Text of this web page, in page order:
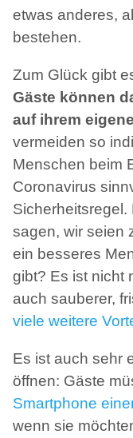
etwas anderes,
bestehen.
Zum Glück gibt
Gäste können
auf ihrem
vermeiden so
Menschen beim
Coronavirus
sagen, wir seien
ein besseres
gibt? Es ist nicht
auch sauberer,
viele weitere
Es ist auch sehr
öffnen: Gäste
Smartphone
wenn sie